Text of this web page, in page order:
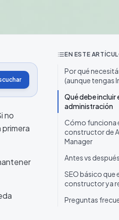
no
EN ESTE
Por qué
(aunque tengas
Qué debe incluir
administración
Cómo funciona
constructor de
Manager
Antes vs después
SEO básico que
constructor ya
Preguntas